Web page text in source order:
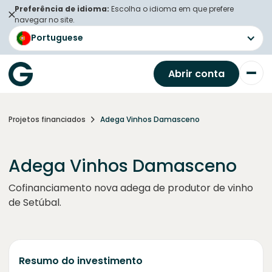
Preferência de idioma: Escolha o idioma em que prefere
navegar no site.
Portuguese
Abrir conta
Projetos financiados Adega Vinhos Damasceno
Adega Vinhos Damasceno
Cofinanciamento nova adega de produtor de vinho
de Setúbal.
Resumo do investimento